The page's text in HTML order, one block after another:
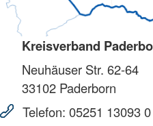
Kreisverband
Neuhäuser Str. 62-64
33102 Paderborn
Telefon: 05251 13093 0